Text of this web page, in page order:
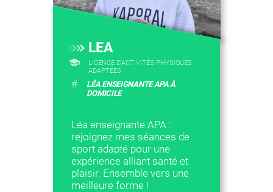
LEA
LICENCE D’ACTIVITÉS PHYSIQUES
ADAPTÉES
#
LÉA ENSEIGNANTE APA À
DOMICILE
Léa enseignante APA :
rejoignez mes séances de
sport adapté pour une
expérience alliant santé et
plaisir. Ensemble vers une
meilleure forme !